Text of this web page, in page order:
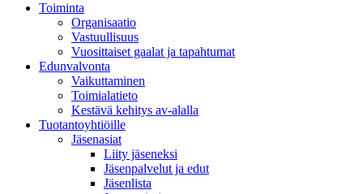
Toiminta
Organisaatio
Vastuullisuus
Vuosittaiset gaalat ja tapahtumat
Edunvalvonta
Vaikuttaminen
Toimialatieto
Kestävä kehitys av-alalla
Tuotantoyhtiöille
Jäsenasiat
Liity jäseneksi
Jäsenpalvelut ja edut
Jäsenlista